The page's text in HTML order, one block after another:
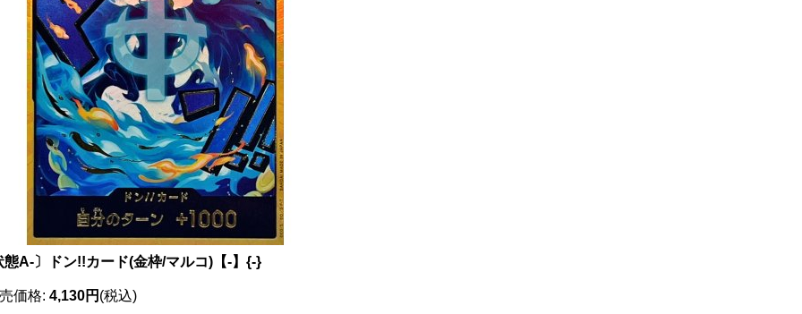
態A-〕ドン!!カード(金枠/マルコ)【-】{-}
価格: 4,130円 (税込)